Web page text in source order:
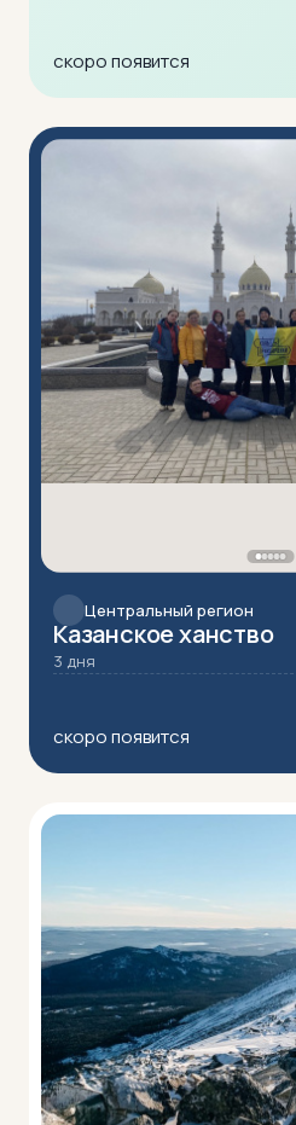
скоро появится
Центральный регион
Казанское ханство
3 дня
скоро появится